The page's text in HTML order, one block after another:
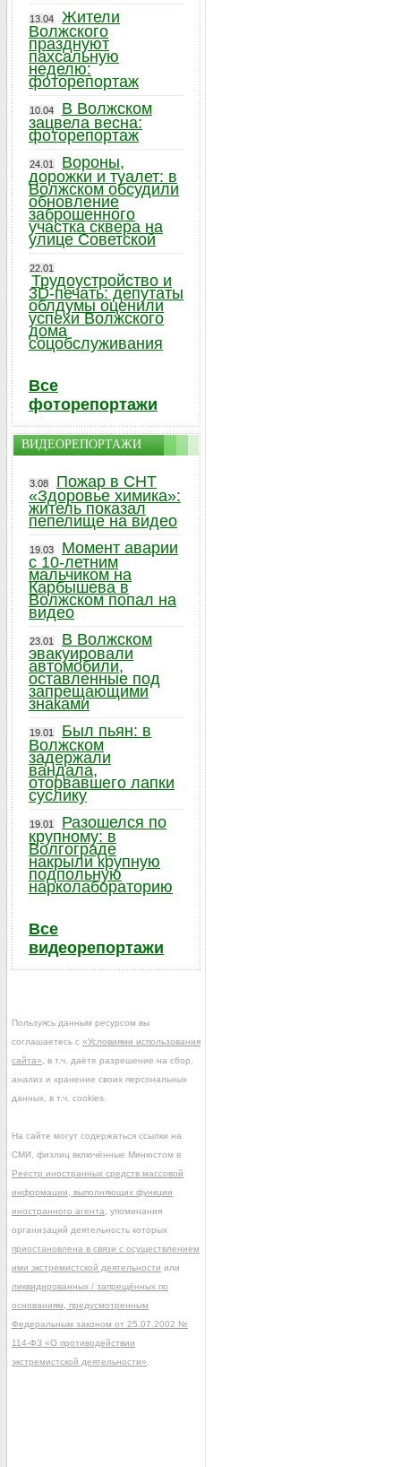
13.04
Жители
Волжского
празднуют
пахсальную
неделю:
фоторепортаж
10.04
В Волжском
зацвела весна:
фоторепортаж
24.01
Вороны,
дорожки и туалет: в
Волжском обсудили
обновление
заброшенного
участка сквера на
улице Советской
22.01
Трудоустройство и
3D-печать: депутаты
облдумы оценили
успехи Волжского
дома
соцобслуживания
Все
фоторепортажи
ВИДЕОРЕПОРТАЖИ
3.08
Пожар в СНТ
«Здоровье химика»:
житель показал
пепелище на видео
19.03
Момент аварии
с 10-летним
мальчиком на
Карбышева в
Волжском попал на
видео
23.01
В Волжском
эвакуировали
автомобили,
оставленные под
запрещающими
знаками
19.01
Был пьян: в
Волжском
задержали
вандала,
оторвавшего лапки
суслику
19.01
Разошелся по
крупному: в
Волгограде
накрыли крупную
подпольную
нарколабораторию
Все
видеорепортажи
Пользуясь данным ресурсом вы
соглашаетесь с «Условиями использования
сайта» , в т.ч. даёте разрешение на сбор,
анализ и хранение своих персональных
данных, в т.ч. cookies.
На сайте могут содержаться ссылки на
СМИ, физлиц включённые Минюстом в
Реестр иностранных средств массовой
информации, выполняющих функции
иностранного агента , упоминания
организаций деятельность которых
приостановлена в связи с осуществлением
ими экстремистской деятельности или
ликвидированных / запрещённых по
основаниям, предусмотренным
Федеральным законом от 25.07.2002 №
114-ФЗ «О противодействии
экстремистской деятельности»